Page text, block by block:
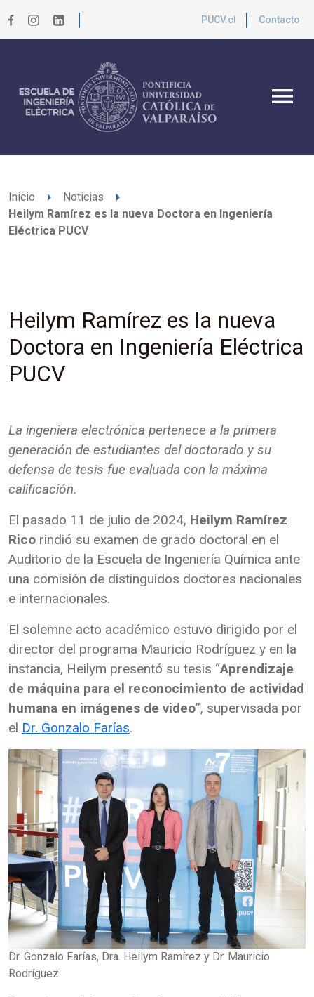
PUCV.cl Contacto
menu
Inicio arrow_right Noticias arrow_right
Heilym Ramírez es la nueva Doctora en Ingeniería
Eléctrica PUCV
Heilym Ramírez es la nueva
Doctora en Ingeniería Eléctrica
PUCV
La ingeniera electrónica pertenece a la primera
generación de estudiantes del doctorado y su
defensa de tesis fue evaluada con la máxima
calificación.
El pasado 11 de julio de 2024, Heilym Ramírez
Rico rindió su examen de grado doctoral en el
Auditorio de la Escuela de Ingeniería Química ante
una comisión de distinguidos doctores nacionales
e internacionales.
El solemne acto académico estuvo dirigido por el
director del programa Mauricio Rodríguez y en la
instancia, Heilym presentó su tesis “Aprendizaje
de máquina para el reconocimiento de actividad
humana en imágenes de video”, supervisada por
el Dr. Gonzalo Farías.
Dr. Gonzalo Farías, Dra. Heilym Ramírez y Dr. Mauricio
Rodríguez.